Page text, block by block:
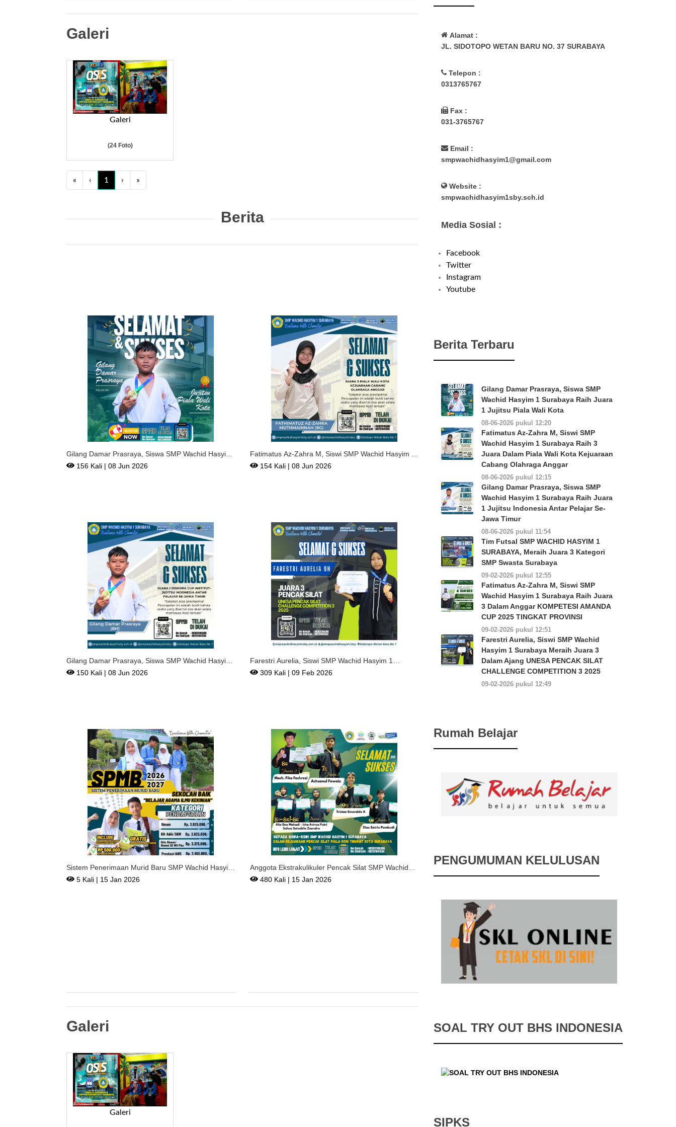
Galeri
Galeri
(24 Foto)
« ‹ 1 › »
Berita
Gilang Damar Prasraya, Siswa SMP Wachid Hasyim
1 Surabaya Ra
156 Kali | 08 Jun 2026
Fatimatus Az-Zahra M, Siswi SMP Wachid Hasyim 1
Surabaya Rai
154 Kali | 08 Jun 2026
Gilang Damar Prasraya, Siswa SMP Wachid Hasyim
1 Surabaya Ra
150 Kali | 08 Jun 2026
Farestri Aurelia, Siswi SMP Wachid Hasyim 1
Surabaya Meraih
309 Kali | 09 Feb 2026
Sistem Penerimaan Murid Baru SMP Wachid Hasyim
1 Surabaya Te
5 Kali | 15 Jan 2026
Anggota Ekstrakulikuler Pencak Silat SMP Wachid
Hasyim 1 Sur
480 Kali | 15 Jan 2026
Galeri
Galeri
Alamat :
JL. SIDOTOPO WETAN BARU NO. 37 SURABAYA
Telepon :
0313765767
Fax :
031-3765767
Email :
smpwachidhasyim1@gmail.com
Website :
smpwachidhasyim1sby.sch.id
Media Sosial :
Facebook
Twitter
Instagram
Youtube
Berita Terbaru
Gilang Damar Prasraya, Siswa SMP
Wachid Hasyim 1 Surabaya Raih Juara
1 Jujitsu Piala Wali Kota
08-06-2026 pukul 12:20
Fatimatus Az-Zahra M, Siswi SMP
Wachid Hasyim 1 Surabaya Raih 3
Juara Dalam Piala Wali Kota Kejuaraan
Cabang Olahraga Anggar
08-06-2026 pukul 12:15
Gilang Damar Prasraya, Siswa SMP
Wachid Hasyim 1 Surabaya Raih Juara
1 Jujitsu Indonesia Antar Pelajar Se-
Jawa Timur
08-06-2026 pukul 11:54
Tim Futsal SMP WACHID HASYIM 1
SURABAYA, Meraih Juara 3 Kategori
SMP Swasta Surabaya
09-02-2026 pukul 12:55
Fatimatus Az-Zahra M, Siswi SMP
Wachid Hasyim 1 Surabaya Raih Juara
3 Dalam Anggar KOMPETESI AMANDA
CUP 2025 TINGKAT PROVINSI
09-02-2026 pukul 12:51
Farestri Aurelia, Siswi SMP Wachid
Hasyim 1 Surabaya Meraih Juara 3
Dalam Ajang UNESA PENCAK SILAT
CHALLENGE COMPETITION 3 2025
09-02-2026 pukul 12:49
Rumah Belajar
PENGUMUMAN KELULUSAN
SOAL TRY OUT BHS INDONESIA
SIPKS